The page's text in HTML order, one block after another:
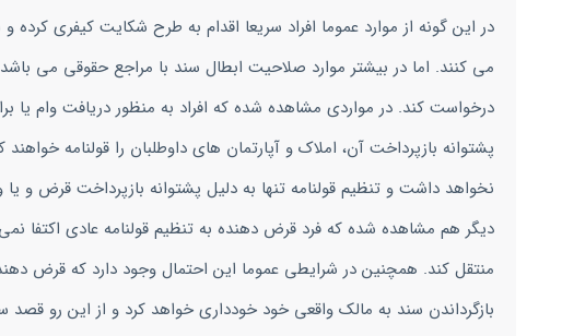
در این گونه از موارد عموما افراد سریعا اقدام به طرح شکایت کیفری
می کنند. اما در بیشتر موارد صلاحیت ابطال سند با مراجع حقوقی می
درخواست کند. در مواردی مشاهده شده که افراد به منظور دریافت وام یا
پشتوانه بازپرداخت آن، املاک و آپارتمان های داوطلبان را قولنامه
نخواهد داشت و تنظیم قولنامه تنها به دلیل پشتوانه بازپرداخت قرض و یا
دیگر هم مشاهده شده که فرد قرض دهنده به تنظیم قولنامه عادی اکتفا
منتقل کند. همچنین در شرایطی عموما این احتمال وجود دارد که قرض
بازگرداندن سند به مالک واقعی خود خودداری خواهد کرد و از این رو